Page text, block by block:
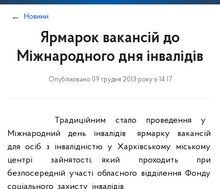
Новини
Ярмарок вакансій до
Міжнародного дня інвалідів
Опубліковано 09 грудня 2013 року о 14:17
Традиційним стало проведення
у
Міжнародний
день інвалідів ярмарку
вакансій
для осіб з інвалідністю у Харківському
міському
центрі
зайнятості, який проходить
при
безпосередній участі обласного відділення Фонду
соціального захисту інвалідів.